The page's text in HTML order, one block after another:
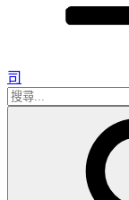
司
搜